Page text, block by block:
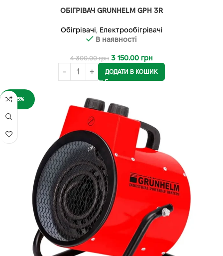
ОБІГРІВАЧ GRUNHELM GPH 3R
Обігрівачі, Електрообігрівачі
В наявності
4 300.00грн 3 150.00 грн
ДОДАТИ В КОШИК
-25%